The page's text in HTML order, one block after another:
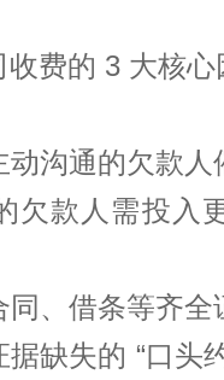
费的 3 大核心
沟通的欠款人
欠款人需投入
、借条等齐
缺失的 “口头